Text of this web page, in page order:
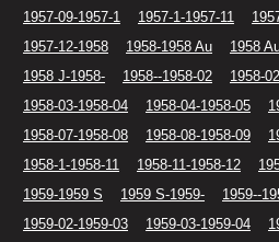
1957-09-1957-1
1957-1-1957-11
1957-12-1958
1958-1958 Au
1958
1958 J-1958-
1958--1958-02
1958-
1958-03-1958-04
1958-04-1958-05
1958-07-1958-08
1958-08-1958-09
1958-1-1958-11
1958-11-1958-12
1959-1959 S
1959 S-1959-
1959--
1959-02-1959-03
1959-03-1959-04